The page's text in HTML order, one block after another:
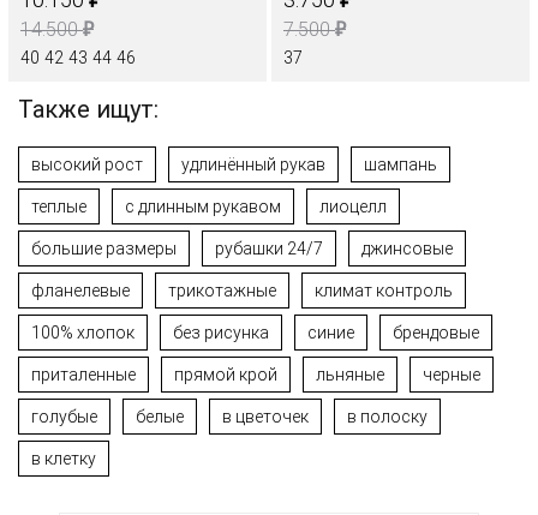
14.500₽
40 42 43 44 46
7.500₽
37
Также ищут:
высокий рост удлинённый рукав шампань
теплые с длинным рукавом лиоцелл
большие размеры рубашки 24/7 джинсовые
фланелевые трикотажные климат контроль
100% хлопок без рисунка синие брендовые
приталенные прямой крой льняные черные
голубые белые в цветочек в полоску
в клетку